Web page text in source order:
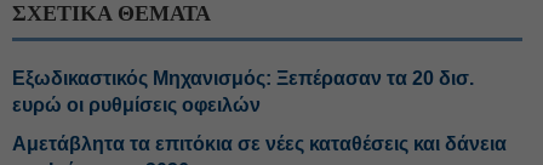
ΣΧΕΤΙΚΑ ΘΕΜΑΤΑ
Εξωδικαστικός Μηχανισμός: Ξεπέρασαν τα 20 δισ.
ευρώ οι ρυθμίσεις οφειλών
Αμετάβλητα τα επιτόκια σε νέες καταθέσεις και δάνεια